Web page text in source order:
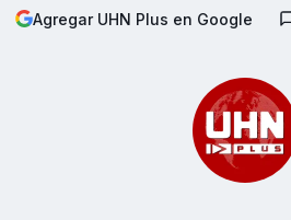
Agregar UHN Plus en Google